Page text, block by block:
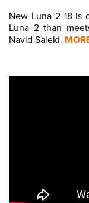
New Luna 2 18 is
Luna 2 than
Navid Saleki.